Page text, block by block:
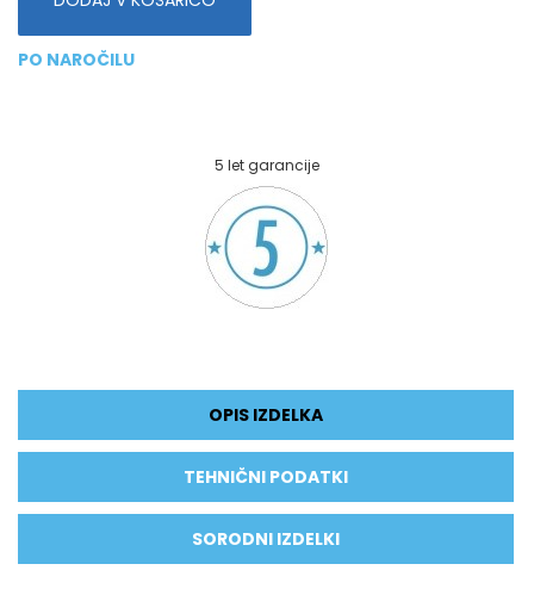
PO NAROČILU
5 let garancije
OPIS IZDELKA
TEHNIČNI PODATKI
SORODNI IZDELKI